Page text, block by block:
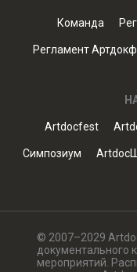
Команда
Регламент
Artdocfest
Симпозиум
© 2007–2029
документального
мероприятий.